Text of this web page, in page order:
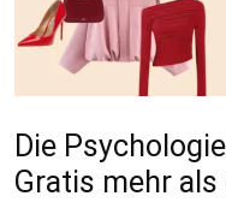
Die
Gratis mehr